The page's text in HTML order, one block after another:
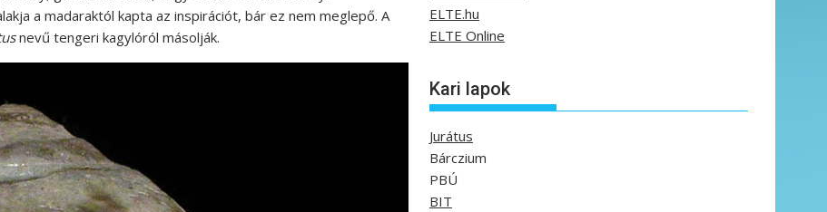
a madaraktól kapta az inspirációt, bár ez nem meglepő. A
nevű tengeri kagylóról másolják.
ELTE.hu
ELTE Online
Kari lapok
Jurátus
Bárczium
PBÚ
BIT